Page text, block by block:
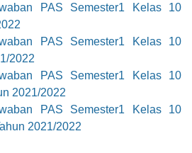
PAS Semester1 Kelas 10
PAS Semester1 Kelas 10
2022
PAS Semester1 Kelas 10
2021/2022
PAS Semester1 Kelas 10
2021/2022